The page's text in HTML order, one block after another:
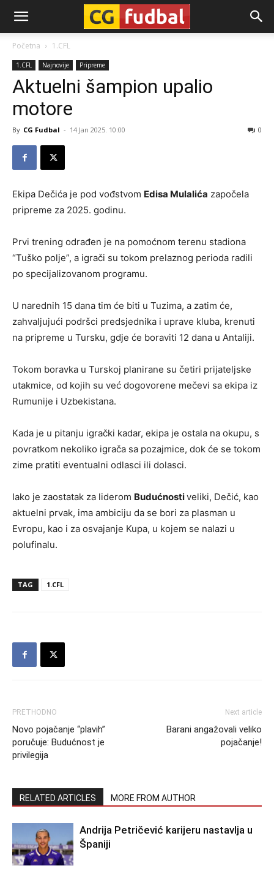
CG-
Fudbal
Početna 1.CFL
1.CFL Najnovije Pripreme
Aktuelni šampion upalio
motore
By CG Fudbal - 14 Jan 2025. 10:00 0
Ekipa Dečića je pod vođstvom Edisa Mulalića započela
pripreme za 2025. godinu.
Prvi trening odrađen je na pomoćnom terenu stadiona
“Tuško polje”, a igrači su tokom prelaznog perioda radili
po specijalizovanom programu.
U narednih 15 dana tim će biti u Tuzima, a zatim će,
zahvaljujući podršci predsjednika i uprave kluba, krenuti
na pripreme u Tursku, gdje će boraviti 12 dana u Antaliji.
Tokom boravka u Turskoj planirane su četiri prijateljske
utakmice, od kojih su već dogovorene mečevi sa ekipa iz
Rumunije i Uzbekistana.
Kada je u pitanju igrački kadar, ekipa je ostala na okupu, s
povratkom nekoliko igrača sa pozajmice, dok će se tokom
zime pratiti eventualni odlasci ili dolasci.
Iako je zaostatak za liderom Budućnostiveliki, Dečić, kao
aktuelni prvak, ima ambiciju da se bori za plasman u
Evropu, kao i za osvajanje Kupa, u kojem se nalazi u
polufinalu.
TAG 1.CFL
PRETHODNO
Novo pojačanje “plavih”
poručuje: Budućnost je
privilegija
Next article
Barani angažovali veliko
pojačanje!
RELATED ARTICLES MORE FROM AUTHOR
Andrija Petričević karijeru nastavlja u
Španiji